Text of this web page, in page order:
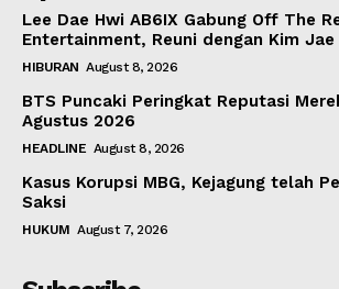
Lee Dae Hwi AB6IX Gabung Off The
Entertainment, Reuni dengan Kim Jae
HIBURAN August 8, 2026
BTS Puncaki Peringkat Reputasi
Agustus 2026
HEADLINE August 8, 2026
Kasus Korupsi MBG, Kejagung telah
Saksi
HUKUM August 7, 2026